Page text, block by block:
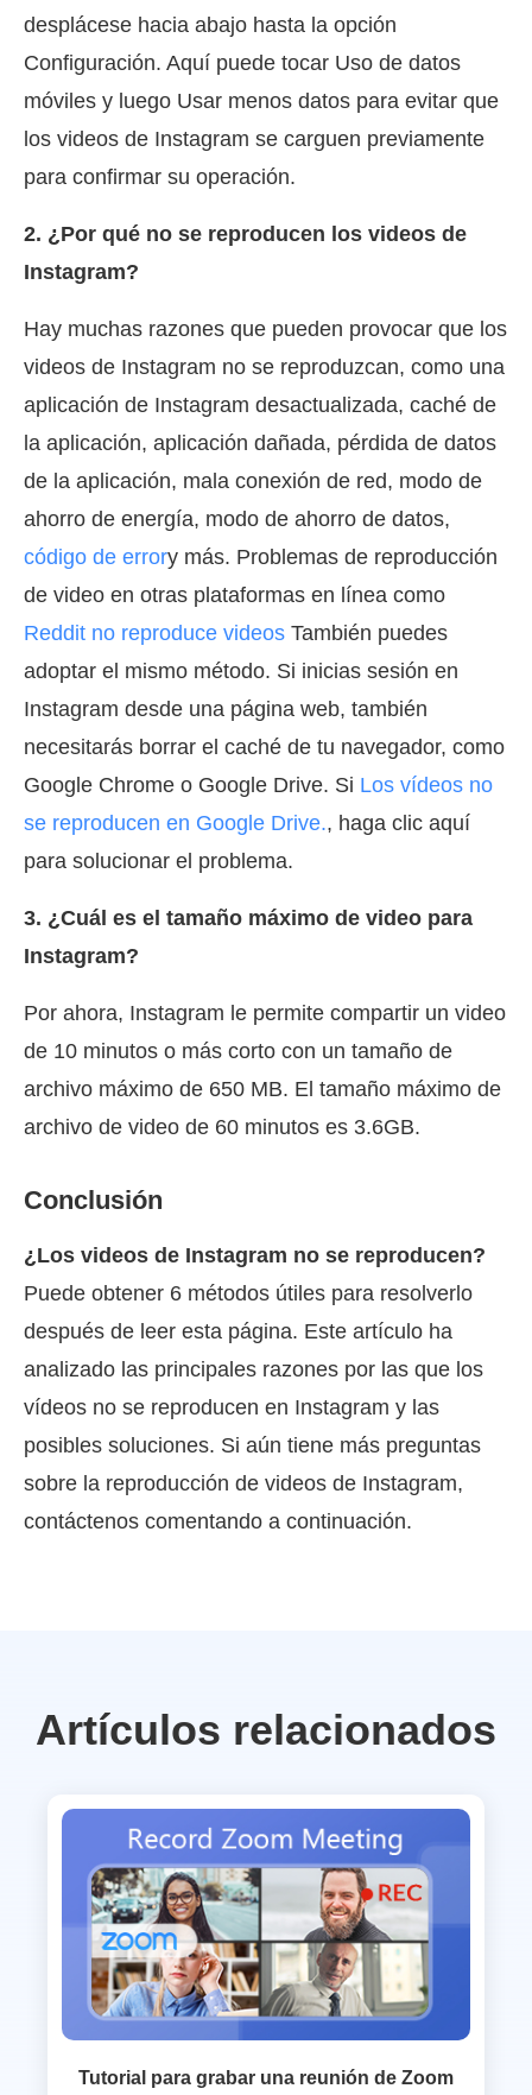
desplácese hacia abajo hasta la opción
Configuración. Aquí puede tocar Uso de datos
móviles y luego Usar menos datos para evitar que
los videos de Instagram se carguen previamente
para confirmar su operación.
2. ¿Por qué no se reproducen los videos de
Instagram?
Hay muchas razones que pueden provocar que los
videos de Instagram no se reproduzcan, como una
aplicación de Instagram desactualizada, caché de
la aplicación, aplicación dañada, pérdida de datos
de la aplicación, mala conexión de red, modo de
ahorro de energía, modo de ahorro de datos,
código de errory más. Problemas de reproducción
de video en otras plataformas en línea como
Reddit no reproduce videos También puedes
adoptar el mismo método. Si inicias sesión en
Instagram desde una página web, también
necesitarás borrar el caché de tu navegador, como
Google Chrome o Google Drive. Si Los vídeos no
se reproducen en Google Drive., haga clic aquí
para solucionar el problema.
3. ¿Cuál es el tamaño máximo de video para
Instagram?
Por ahora, Instagram le permite compartir un video
de 10 minutos o más corto con un tamaño de
archivo máximo de 650 MB. El tamaño máximo de
archivo de video de 60 minutos es 3.6GB.
Conclusión
¿Los videos de Instagram no se reproducen?
Puede obtener 6 métodos útiles para resolverlo
después de leer esta página. Este artículo ha
analizado las principales razones por las que los
vídeos no se reproducen en Instagram y las
posibles soluciones. Si aún tiene más preguntas
sobre la reproducción de videos de Instagram,
contáctenos comentando a continuación.
Artículos relacionados
Tutorial para grabar una reunión de Zoom